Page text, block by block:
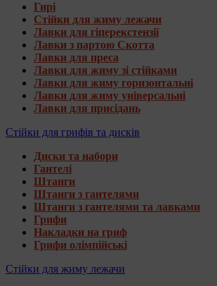
Гирі
Стійки для жиму лежачи
Лавки для гіперекстензії
Лавки з партою Скотта
Лавки для преса
Лавки для жиму зі стійками
Лавки для жиму горизонтальні
Лавки для жиму універсальні
Лавки для присідань
Стійки для грифів та дисків
Диски та набори
Гантелі
Штанги
Штанги з гантелями
Штанги з гантелями та лавками
Грифи
Накладки на гриф
Грифи олімпійські
Стійки для жиму лежачи